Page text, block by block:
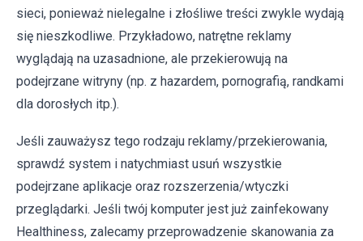
sieci, ponieważ nielegalne i złośliwe treści zwykle wydają
się nieszkodliwe. Przykładowo, natrętne reklamy
wyglądają na uzasadnione, ale przekierowują na
podejrzane witryny (np. z hazardem, pornografią, randkami
dla dorosłych itp.).
Jeśli zauważysz tego rodzaju reklamy/przekierowania,
sprawdź system i natychmiast usuń wszystkie
podejrzane aplikacje oraz rozszerzenia/wtyczki
przeglądarki. Jeśli twój komputer jest już zainfekowany
Healthiness, zalecamy przeprowadzenie skanowania za